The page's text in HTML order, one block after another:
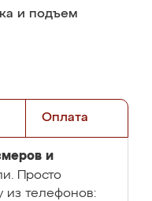
и подъем
Оплата
и
Просто
из телефонов: